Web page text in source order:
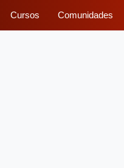
Cursos Comunidades